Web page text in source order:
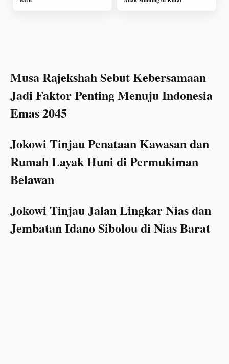
Musa Rajekshah Sebut Kebersamaan
Jadi Faktor Penting Menuju Indonesia
Emas 2045
Jokowi Tinjau Penataan Kawasan dan
Rumah Layak Huni di Permukiman
Belawan
Jokowi Tinjau Jalan Lingkar Nias dan
Jembatan Idano Sibolou di Nias Barat